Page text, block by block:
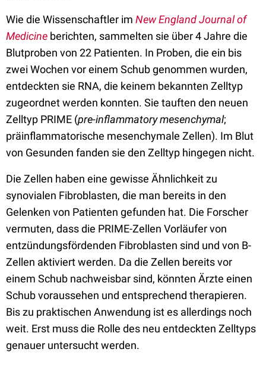
Wie die Wissenschaftler im New England Journal of
Medicine berichten, sammelten sie über 4 Jahre die
Blutproben von 22 Patienten. In Proben, die ein bis
zwei Wochen vor einem Schub genommen wurden,
entdeckten sie RNA, die keinem bekannten Zelltyp
zugeordnet werden konnten. Sie tauften den neuen
Zelltyp PRIME (pre-inflammatory mesenchymal;
präinflammatorische mesenchymale Zellen). Im Blut
von Gesunden fanden sie den Zelltyp hingegen nicht.
Die Zellen haben eine gewisse Ähnlichkeit zu
synovialen Fibroblasten, die man bereits in den
Gelenken von Patienten gefunden hat. Die Forscher
vermuten, dass die PRIME-Zellen Vorläufer von
entzündungsfördenden Fibroblasten sind und von B-
Zellen aktiviert werden. Da die Zellen bereits vor
einem Schub nachweisbar sind, könnten Ärzte einen
Schub voraussehen und entsprechend therapieren.
Bis zu praktischen Anwendung ist es allerdings noch
weit. Erst muss die Rolle des neu entdeckten Zelltyps
genauer untersucht werden.